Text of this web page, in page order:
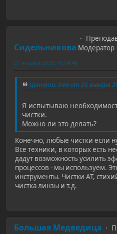
Сидельникова Модератор
27 января 2020, 16:04:46
Цитата: Iren от 25 января
Я испытываю
чистки.
Можно ли это делать?
Конечно, любые чистки если
Все техники, в которых есть
дадут возможность усилить
процессов - мы используем.
инструменты. Чистки АТ,
чистка линзы и т.д.
Большая Медведица